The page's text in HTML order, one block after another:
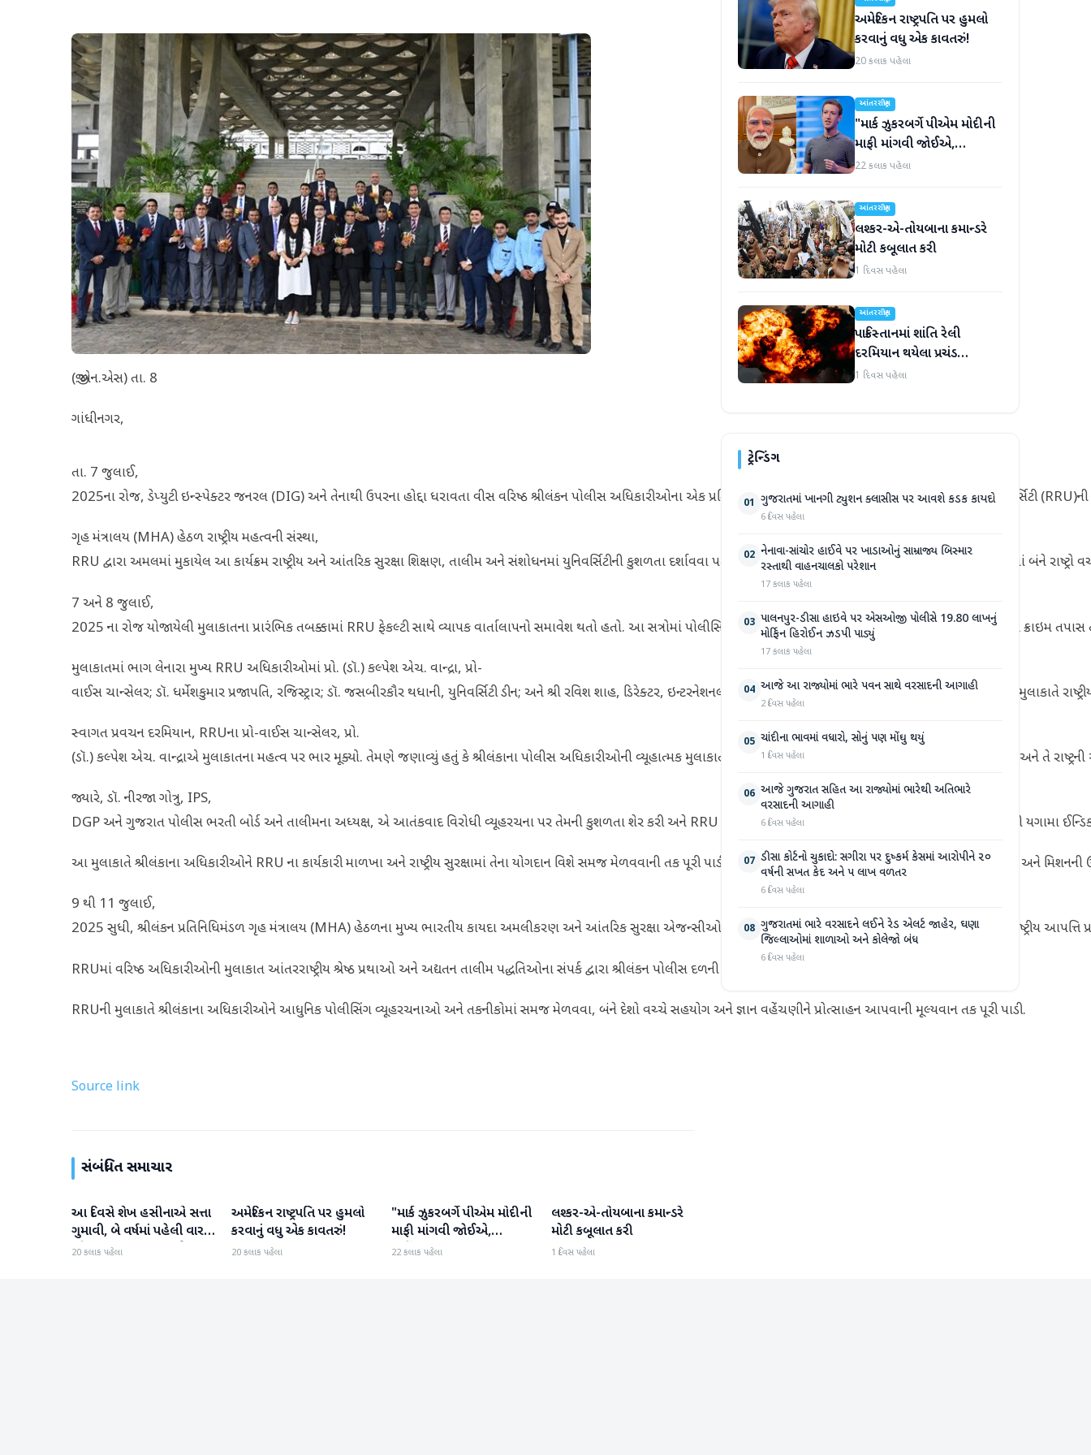
(જી.એન.એસ) તા. 8
ગાંધીનગર,
તા. 7 જુલાઈ,
2025ના રોજ, ડેપ્યુટી ઇન્સ્પેક્ટર જનરલ (DIG) અને તેનાથી ઉપરના હોદ્દા ધરાવતા વીસ વરિષ્ઠ શ્રીલંકન પોલીસ અધિકારીઓના એક પ્રતિનિધિમંડળે ભારતના ગુજરાતના દહેગામમાં રાષ્ટ્રીય રક્ષા
ગૃહ મંત્રાલય (MHA) હેઠળ રાષ્ટ્રીય મહત્વની સંસ્થા,
RRU દ્વારા અમલમાં મુકાયેલ આ કાર્યક્રમ રાષ્ટ્રીય અને આંતરિક સુરક્ષા શિક્ષણ, તાલીમ અને સંશોધનમાં યુનિવર્સિટીની કુશળતા દર્શાવવા પર કેન્દ્રિત હતો. આ મુલાકાતનો ઉદ્દેશ્ય સુરક્ષાના મહત્વપૂર્ણ ક્ષેત્રમાં બંને
7 અને 8 જુલાઈ,
2025 ના રોજ યોજાયેલી મુલાકાતના પ્રારંભિક તબક્કામાં RRU ફેકલ્ટી સાથે વ્યાપક વાર્તાલાપનો સમાવેશ થતો હતો. આ સત્રોમાં પોલીસિંગમાં શ્રેષ્ઠ પ્રથાઓ, આતંકવાદ વિરોધી વ્યૂહરચનાઓ, સાયબર ક્રાઇમ
મુલાકાતમાં ભાગ લેનારા મુખ્ય RRU અધિકારીઓમાં પ્રો. (ડૉ.) કલ્પેશ એચ. વાન્દ્રા, પ્રો-
વાઈસ ચાન્સેલર; ડૉ. ધર્મેશકુમાર પ્રજાપતિ, રજિસ્ટ્રાર; ડૉ. જસબીરકૌર થધાની, યુનિવર્સિટી ડીન; અને શ્રી રવિશ શાહ, ડિરેક્ટર, ઇન્ટરનેશનલ કોઓપરેશન એન્ડ રિલેશન્સ બ્રાન્ચનો સમાવેશ થતો હતો. આ મુલાકાતે
સ્વાગત પ્રવચન દરમિયાન, RRUના પ્રો-વાઈસ ચાન્સેલર, પ્રો.
(ડૉ.) કલ્પેશ એચ. વાન્દ્રાએ મુલાકાતના મહત્વ પર ભાર મૂક્યો. તેમણે જણાવ્યું હતું કે શ્રીલંકાના પોલીસ અધિકારીઓની વ્યૂહાત્મક મુલાકાત તેમને યુનિવર્સિટીના વિઝન અને મિશનને સમજવામાં મદદ કરશે અને તે
જ્યારે, ડૉ. નીરજા ગોત્રુ, IPS,
DGP અને ગુજરાત પોલીસ ભરતી બોર્ડ અને તાલીમના અધ્યક્ષ, એ આતંકવાદ વિરોધી વ્યૂહરચના પર તેમની કુશળતા શેર કરી અને RRU અને ગુજરાત પોલીસ વચ્ચેના પાયલોટ પ્રોજેક્ટની ચર્ચા કરી. શ્રી યગામા
આ મુલાકાતે શ્રીલંકાના અધિકારીઓને RRU ના કાર્યકારી માળખા અને રાષ્ટ્રીય સુરક્ષામાં તેના યોગદાન વિશે સમજ મેળવવાની તક પૂરી પાડી. ફેકલ્ટી સભ્યો સાથેની વાતચીતનો ઉદ્દેશ્ય યુનિવર્સિટીના વિઝન
9 થી 11 જુલાઈ,
2025 સુધી, શ્રીલંકન પ્રતિનિધિમંડળ ગૃહ મંત્રાલય (MHA) હેઠળના મુખ્ય ભારતીય કાયદા અમલીકરણ અને આંતરિક સુરક્ષા એજન્સીઓ સાથે વાતચીત માટે નવી દિલ્હીમાં રહેશે. આ એજન્સીઓમાં રાષ્ટ્રીય આપત્તિ
RRUમાં વરિષ્ઠ અધિકારીઓની મુલાકાત આંતરરાષ્ટ્રીય શ્રેષ્ઠ પ્રથાઓ અને અદ્યતન તાલીમ પદ્ધતિઓના સંપર્ક દ્વારા શ્રીલંકન પોલીસ દળની ક્ષમતાઓ અને અસરકારકતા વધારવાની પ્રતિબદ્ધતા દર્શાવે છે.
RRUની મુલાકાતે શ્રીલંકાના અધિકારીઓને આધુનિક પોલીસિંગ વ્યૂહરચનાઓ અને તકનીકોમાં સમજ મેળવવા, બંને દેશો વચ્ચે સહયોગ અને જ્ઞાન વહેંચણીને પ્રોત્સાહન આપવાની મૂલ્યવાન તક પૂરી પાડી.
Source link
સંબંધિત સમાચાર
આંતરરાષ્ટ્રીય
આ દિવસે શેખ હસીનાએ સત્તા
ગુમાવી, બે વર્ષમાં પહેલી વાર
દુનિયા સમક્ષ હાજર થશે
20 કલાક પહેલા
આંતરરાષ્ટ્રીય
અમેરિકન રાષ્ટ્રપતિ પર હુમલો
કરવાનું વધુ એક કાવતરું!
20 કલાક પહેલા
આંતરરાષ્ટ્રીય
"માર્ક ઝુકરબર્ગે પીએમ મોદીની
માફી માંગવી જોઈએ,
નહીંતર..."
22 કલાક પહેલા
આંતરરાષ્ટ્રીય
લશ્કર-એ-તોયબાના કમાન્ડરે
મોટી કબૂલાત કરી
1 દિવસ પહેલા
અમેરિકન રાષ્ટ્રપતિ પર હુમલો
કરવાનું વધુ એક કાવતરું!
20 કલાક પહેલા
આંતરરાષ્ટ્રીય
"માર્ક ઝુકરબર્ગે પીએમ મોદીની
માફી માંગવી જોઈએ,
નહીંતર..."
22 કલાક પહેલા
આંતરરાષ્ટ્રીય
લશ્કર-એ-તોયબાના કમાન્ડરે
મોટી કબૂલાત કરી
1 દિવસ પહેલા
આંતરરાષ્ટ્રીય
પાકિસ્તાનમાં શાંતિ રેલી
દરમિયાન થયેલા પ્રચંડ
વિસ્ફોટમાં 14 લોકોના મોત
1 દિવસ પહેલા
ટ્રેન્ડિંગ
01 ગુજરાતમાં ખાનગી ટ્યુશન ક્લાસીસ પર આવશે કડક કાયદો
6 દિવસ પહેલા
02 નેનાવા-સાંચોર હાઈવે પર ખાડાઓનું સામ્રાજ્ય બિસ્માર
રસ્તાથી વાહનચાલકો પરેશાન
17 કલાક પહેલા
03 પાલનપુર-ડીસા હાઇવે પર એસઓજી પોલીસે 19.80 લાખનું
મોર્ફિન હિરોઈન ઝડપી પાડ્યું
17 કલાક પહેલા
04 આજે આ રાજ્યોમાં ભારે પવન સાથે વરસાદની આગાહી
2 દિવસ પહેલા
05 ચાંદીના ભાવમાં વધારો, સોનું પણ મોંઘુ થયું
1 દિવસ પહેલા
06 આજે ગુજરાત સહિત આ રાજ્યોમાં ભારેથી અતિભારે
વરસાદની આગાહી
6 દિવસ પહેલા
07 ડીસા કોર્ટનો ચુકાદો: સગીરા પર દુષ્કર્મ કેસમાં આરોપીને ૨૦
વર્ષની સખત કેદ અને ૫ લાખ વળતર
6 દિવસ પહેલા
08 ગુજરાતમાં ભારે વરસાદને લઈને રેડ એલર્ટ જાહેર, ઘણા
જિલ્લાઓમાં શાળાઓ અને કોલેજો બંધ
6 દિવસ પહેલા